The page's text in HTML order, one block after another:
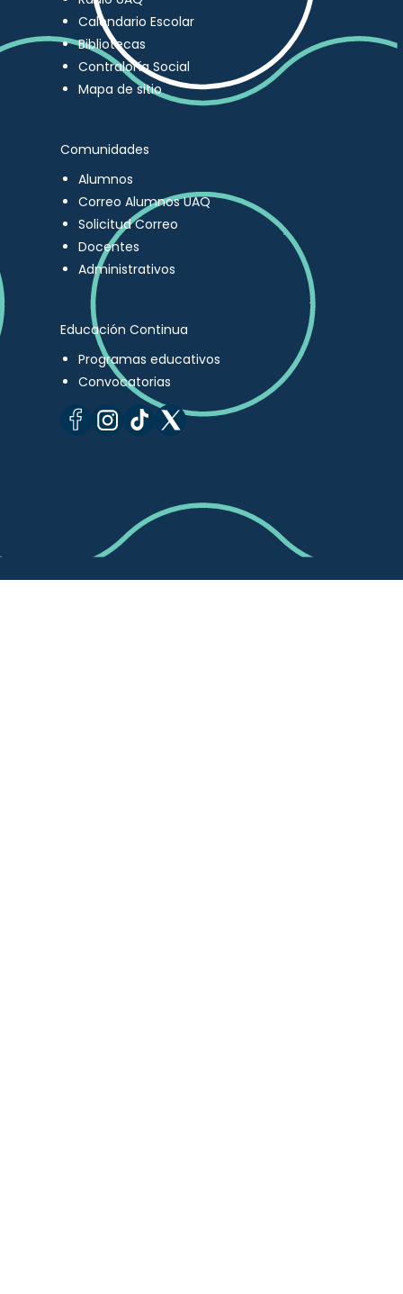
Calendario Escolar
Bibliotecas
Contraloría Social
Mapa de sitio
Comunidades
Alumnos
Correo Alumnos UAQ
Solicitud Correo
Docentes
Administrativos
Educación Continua
Programas educativos
Convocatorias